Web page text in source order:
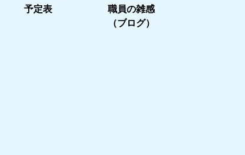
予定表
職員の雑感
（ブログ）